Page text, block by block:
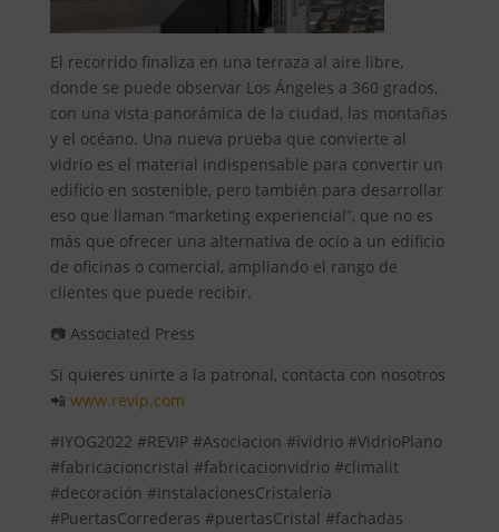
El recorrido finaliza en una terraza al aire libre,
donde se puede observar Los Ángeles a 360 grados,
con una vista panorámica de la ciudad, las montañas
y el océano. Una nueva prueba que convierte al
vidrio es el material indispensable para convertir un
edificio en sostenible, pero también para desarrollar
eso que llaman “marketing experiencial”, que no es
más que ofrecer una alternativa de ocio a un edificio
de oficinas o comercial, ampliando el rango de
clientes que puede recibir.
📷 Associated Press
Si quieres unirte a la patronal, contacta con nosotros
📲 www.revip.com
#IYOG2022 #REVIP #Asociacion #ividrio #VidrioPlano
#fabricacioncristal #fabricacionvidrio #climalit
#decoración #InstalacionesCristalería
#PuertasCorrederas #puertasCristal #fachadas